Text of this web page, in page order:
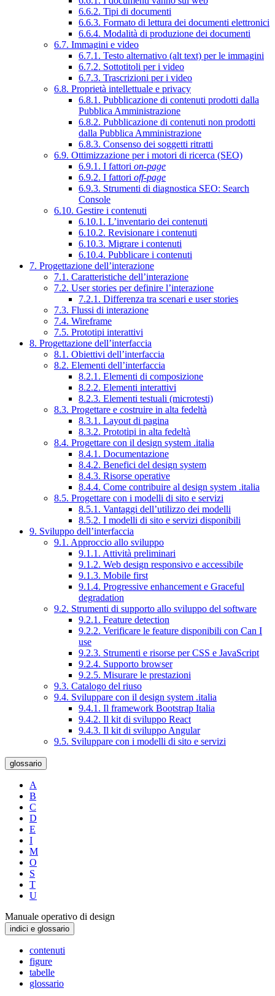
6.6.2. Tipi di documenti
6.6.3. Formato di lettura dei documenti elettronici
6.6.4. Modalità di produzione dei documenti
6.7. Immagini e video
6.7.1. Testo alternativo (alt text) per le immagini
6.7.2. Sottotitoli per i video
6.7.3. Trascrizioni per i video
6.8. Proprietà intellettuale e privacy
6.8.1. Pubblicazione di contenuti prodotti dalla
Pubblica Amministrazione
6.8.2. Pubblicazione di contenuti non prodotti
dalla Pubblica Amministrazione
6.8.3. Consenso dei soggetti ritratti
6.9. Ottimizzazione per i motori di ricerca (SEO)
6.9.1. I fattori on-page
6.9.2. I fattori off-page
6.9.3. Strumenti di diagnostica SEO: Search
Console
6.10. Gestire i contenuti
6.10.1. L’inventario dei contenuti
6.10.2. Revisionare i contenuti
6.10.3. Migrare i contenuti
6.10.4. Pubblicare i contenuti
7. Progettazione dell’interazione
7.1. Caratteristiche dell’interazione
7.2. User stories per definire l’interazione
7.2.1. Differenza tra scenari e user stories
7.3. Flussi di interazione
7.4. Wireframe
7.5. Prototipi interattivi
8. Progettazione dell’interfaccia
8.1. Obiettivi dell’interfaccia
8.2. Elementi dell’interfaccia
8.2.1. Elementi di composizione
8.2.2. Elementi interattivi
8.2.3. Elementi testuali (microtesti)
8.3. Progettare e costruire in alta fedeltà
8.3.1. Layout di pagina
8.3.2. Prototipi in alta fedeltà
8.4. Progettare con il design system .italia
8.4.1. Documentazione
8.4.2. Benefici del design system
8.4.3. Risorse operative
8.4.4. Come contribuire al design system .italia
8.5. Progettare con i modelli di sito e servizi
8.5.1. Vantaggi dell’utilizzo dei modelli
8.5.2. I modelli di sito e servizi disponibili
9. Sviluppo dell’interfaccia
9.1. Approccio allo sviluppo
9.1.1. Attività preliminari
9.1.2. Web design responsivo e accessibile
9.1.3. Mobile first
9.1.4. Progressive enhancement e Graceful
degradation
9.2. Strumenti di supporto allo sviluppo del software
9.2.1. Feature detection
9.2.2. Verificare le feature disponibili con Can I
use
9.2.3. Strumenti e risorse per CSS e JavaScript
9.2.4. Supporto browser
9.2.5. Misurare le prestazioni
9.3. Catalogo del riuso
9.4. Sviluppare con il design system .italia
9.4.1. Il framework Bootstrap Italia
9.4.2. Il kit di sviluppo React
9.4.3. Il kit di sviluppo Angular
9.5. Sviluppare con i modelli di sito e servizi
glossario
A
B
C
D
E
I
M
O
S
T
U
Manuale operativo di design
indici e glossario
contenuti
figure
tabelle
glossario